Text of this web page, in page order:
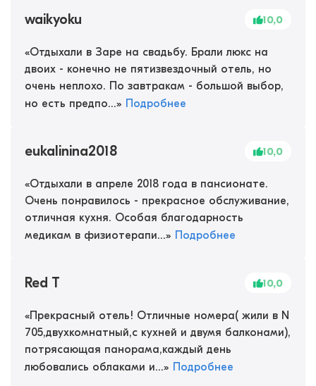
waikyoku 10,0
«Отдыхали в Заре на свадьбу. Брали люкс на
двоих - конечно не пятизвездочный отель, но
очень неплохо. По завтракам - большой выбор,
но есть предпо...» Подробнее
eukalinina2018 10,0
«Отдыхали в апреле 2018 года в пансионате.
Очень понравилось - прекрасное обслуживание,
отличная кухня. Особая благодарность
медикам в физиотерапи...» Подробнее
Red T 10,0
«Прекрасный отель! Отличные номера( жили в N
705,двухкомнатный,с кухней и двумя балконами),
потрясающая панорама,каждый день
любовались облаками и...» Подробнее